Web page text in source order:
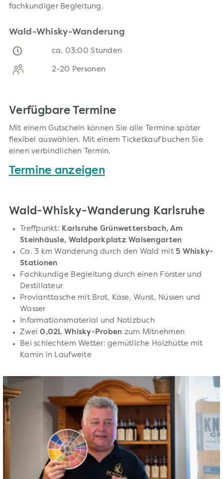
fachkundiger Begleitung.
Wald-Whisky-Wanderung
ca. 03:00 Stunden
2-20 Personen
Verfügbare Termine
Mit einem Gutschein können Sie alle Termine später
flexibel auswählen. Mit einem Ticketkauf buchen Sie
einen verbindlichen Termin.
Termine anzeigen
Wald-Whisky-Wanderung Karlsruhe
Treffpunkt: Karlsruhe Grünwettersbach, Am
Steinhäusle, Waldparkplatz Waisengarten
Ca. 3 km Wanderung durch den Wald mit5 Whisky-
Stationen
Fachkundige Begleitung durch einen Förster und
Destillateur
Provianttasche mit Brot, Käse, Wurst, Nüssen und
Wasser
Informationsmaterial und Notizbuch
Zwei0,02L Whisky-Proben zum Mitnehmen
Bei schlechtem Wetter: gemütliche Holzhütte mit
Kamin in Laufweite